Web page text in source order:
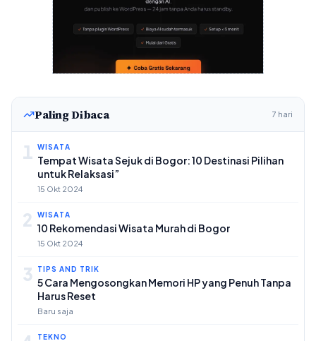
Paling Dibaca 7 hari
1 WISATA
Tempat Wisata Sejuk di Bogor: 10 Destinasi Pilihan
untuk Relaksasi”
15 Okt 2024
2 WISATA
10 Rekomendasi Wisata Murah di Bogor
15 Okt 2024
3 TIPS AND TRIK
5 Cara Mengosongkan Memori HP yang Penuh Tanpa
Harus Reset
Baru saja
TEKNO